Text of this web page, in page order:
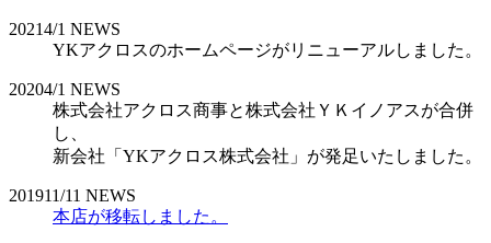
20214/1 NEWS
YKアクロスのホームページがリニューアルしました。
20204/1 NEWS
株式会社アクロス商事と株式会社ＹＫイノアスが合併
し、
新会社「YKアクロス株式会社」が発足いたしました。
201911/11 NEWS
本店が移転しました。